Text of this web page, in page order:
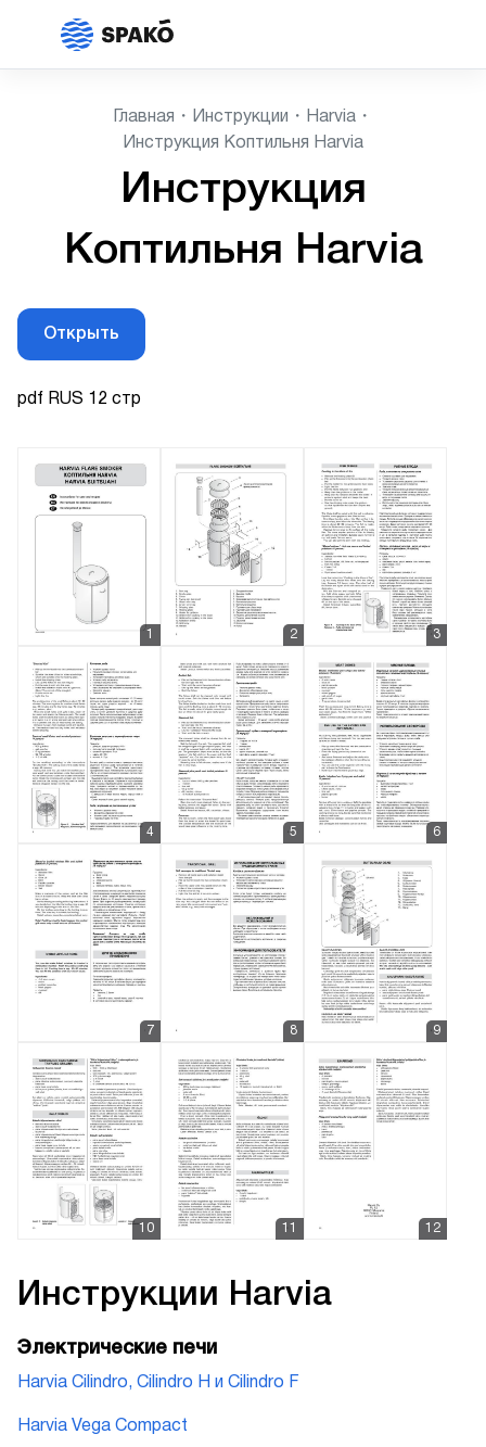
Главная Инструкции
Harvia
Инструкция Коптильня Harvia
Инструкция
Коптильня Harvia
Открыть
pdf RUS 12 стр
Инструкции Harvia
Электрические печи
Harvia Cilindro, Cilindro H и Cilindro F
Harvia Vega Compact